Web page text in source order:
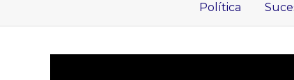
Política